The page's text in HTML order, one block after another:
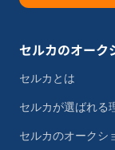
セルカのオーク
セルカとは
セルカが選ばれる
セルカのオークシ